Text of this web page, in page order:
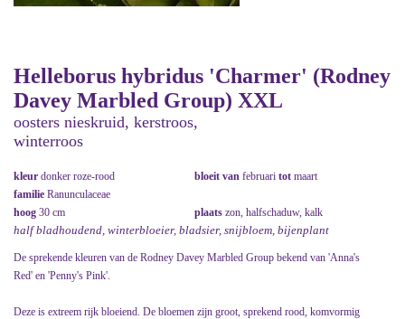
Helleborus hybridus 'Charmer' (Rodney
Davey Marbled Group) XXL
oosters nieskruid, kerstroos,
winterroos
kleur donker roze-rood bloeit van februari tot maart
familie Ranunculaceae
hoog 30 cm plaats zon, halfschaduw, kalk
half bladhoudend, winterbloeier, bladsier, snijbloem, bijenplant
De sprekende kleuren van de Rodney Davey Marbled Group bekend van 'Anna's
Red' en 'Penny's Pink'.
Deze is extreem rijk bloeiend. De bloemen zijn groot, sprekend rood, komvormig